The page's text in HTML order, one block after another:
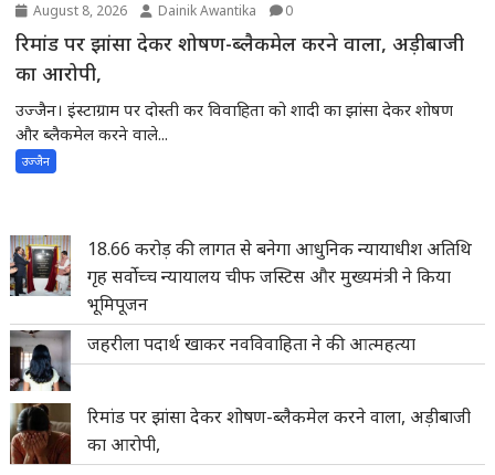
August 8, 2026 Dainik Awantika 0
रिमांड पर झांसा देकर शोषण-ब्लैकमेल करने वाला, अड़ीबाजी
का आरोपी,
उज्जैन। इंस्टाग्राम पर दोस्ती कर विवाहिता को शादी का झांसा देकर शोषण
और ब्लैकमेल करने वाले...
उज्जैन
18.66 करोड़ की लागत से बनेगा आधुनिक न्यायाधीश अतिथि
गृह सर्वोच्च न्यायालय चीफ जस्टिस और मुख्यमंत्री ने किया
भूमिपूजन
जहरीला पदार्थ खाकर नवविवाहिता ने की आत्महत्या
रिमांड पर झांसा देकर शोषण-ब्लैकमेल करने वाला, अड़ीबाजी
का आरोपी,